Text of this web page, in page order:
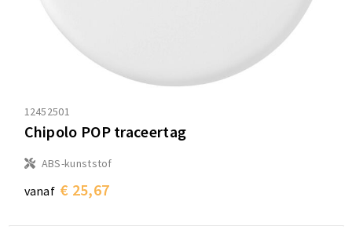
12452501
Chipolo POP traceertag
ABS-kunststof
vanaf € 25,67